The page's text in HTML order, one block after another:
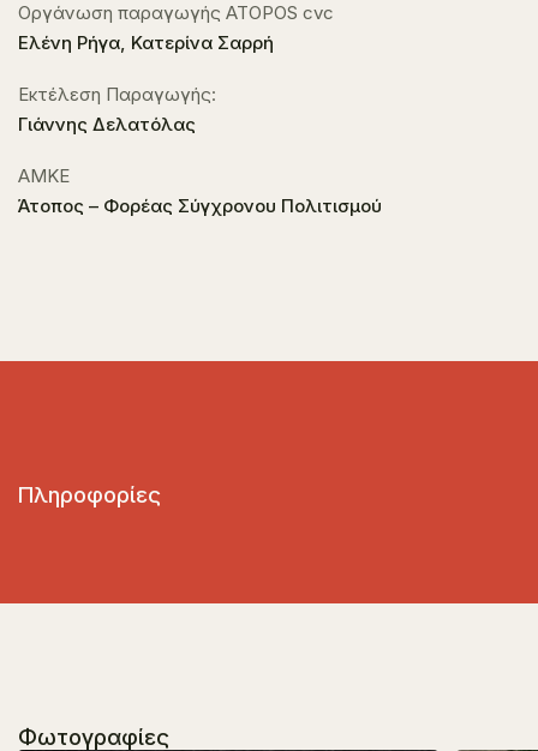
Οργάνωση παραγωγής ATOPOS cvc
Ελένη Ρήγα, Κατερίνα Σαρρή
Εκτέλεση Παραγωγής:
Γιάννης Δελατόλας
ΑΜΚΕ
Άτοπος – Φορέας Σύγχρονου Πολιτισμού
Πληροφορίες
Φωτογραφίες